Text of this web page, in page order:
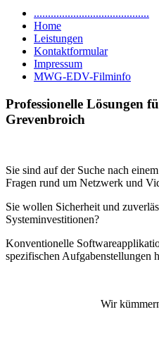
.........................................
Home
Leistungen
Kontaktformular
Impressum
MWG-EDV-Filminfo
Professionelle Lösungen
Grevenbroich
Sie sind auf der Suche nach
Fragen rund um Netzwerk und
Sie wollen Sicherheit und
Systeminvestitionen?
Konventionelle
spezifischen Aufgabenstellungen
Wir